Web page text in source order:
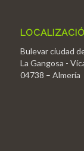
Bulevar ciudad
La Gangosa -
04738 – Almería